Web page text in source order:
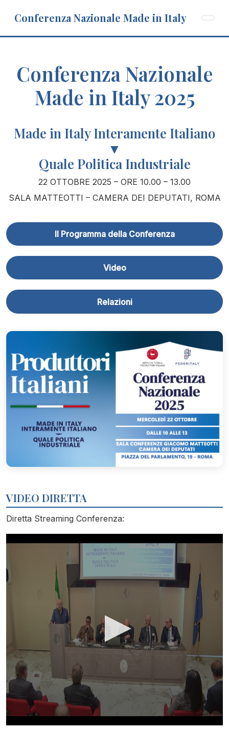
Conferenza Nazionale Made in Italy
Conferenza Nazionale
Made in Italy 2025
Made in Italy Interamente Italiano
▼
Quale Politica Industriale
22 OTTOBRE 2025 – ORE 10.00 – 13.00
SALA MATTEOTTI – CAMERA DEI DEPUTATI, ROMA
Il Programma della Conferenza
Video
Relazioni
VIDEO DIRETTA
Diretta Streaming Conferenza: